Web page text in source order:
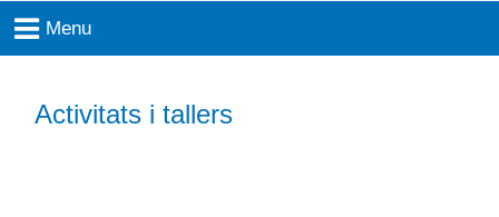
Activitats i tallers